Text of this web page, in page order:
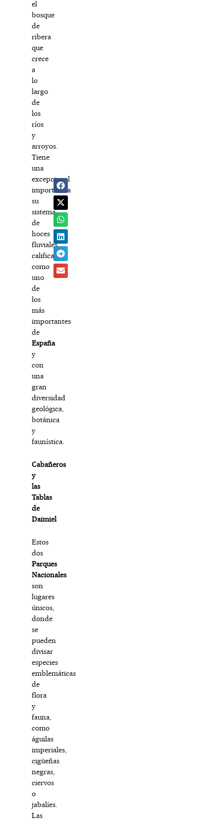
el
bosque
de
ribera
que
crece
a
lo
largo
de
los
ríos
y
arroyos.
Tiene
una
excepcional
importancia
su
sistema
de
hoces
fluviales,
calificadas
como
uno
de
los
más
importantes
de
España
y
con
una
gran
diversidad
geológica,
botánica
y
faunística.
Cabañeros
y
las
Tablas
de
Daimiel
Estos
dos
Parques
Nacionales
son
lugares
únicos,
donde
se
pueden
divisar
especies
emblemáticas
de
flora
y
fauna,
como
águilas
imperiales,
cigüeñas
negras,
ciervos
o
jabalíes.
Las